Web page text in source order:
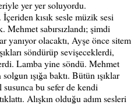
yer yer soluyordu.
İçeriden kısık sesle müzik sesi
sabırsızlandı; şimdi
yanıyor olacaktı, Ayşe önce sitem
söndürüp sevişeceklerdi,
Lamba yine söndü. Mehmet
ışığa baktı. Bütün ışıklar
bu sefer de kendi
Alışkın olduğu adım sesleri